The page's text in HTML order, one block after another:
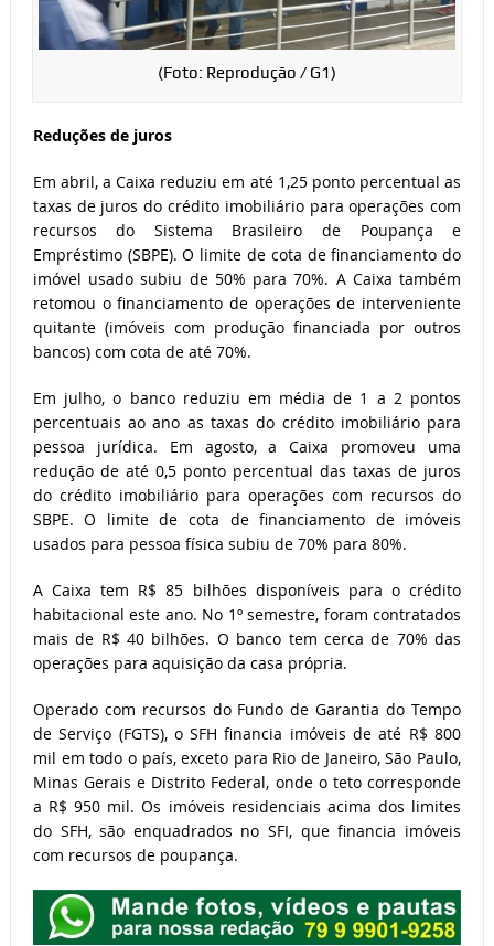
(Foto: Reprodução / G1)
Reduções de juros
Em abril, a Caixa reduziu em até 1,25 ponto percentual as
taxas de juros do crédito imobiliário para operações com
recursos do Sistema Brasileiro de Poupança e
Empréstimo (SBPE). O limite de cota de financiamento do
imóvel usado subiu de 50% para 70%. A Caixa também
retomou o financiamento de operações de interveniente
quitante (imóveis com produção financiada por outros
bancos) com cota de até 70%.
Em julho, o banco reduziu em média de 1 a 2 pontos
percentuais ao ano as taxas do crédito imobiliário para
pessoa jurídica. Em agosto, a Caixa promoveu uma
redução de até 0,5 ponto percentual das taxas de juros
do crédito imobiliário para operações com recursos do
SBPE. O limite de cota de financiamento de imóveis
usados para pessoa física subiu de 70% para 80%.
A Caixa tem R$ 85 bilhões disponíveis para o crédito
habitacional este ano. No 1º semestre, foram contratados
mais de R$ 40 bilhões. O banco tem cerca de 70% das
operações para aquisição da casa própria.
Operado com recursos do Fundo de Garantia do Tempo
de Serviço (FGTS), o SFH financia imóveis de até R$ 800
mil em todo o país, exceto para Rio de Janeiro, São Paulo,
Minas Gerais e Distrito Federal, onde o teto corresponde
a R$ 950 mil. Os imóveis residenciais acima dos limites
do SFH, são enquadrados no SFI, que financia imóveis
com recursos de poupança.